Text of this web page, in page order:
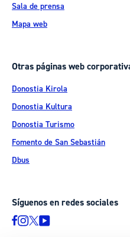
Sala de prensa
Mapa web
Otras páginas web
Donostia Kirola
Donostia Kultura
Donostia Turismo
Fomento de San Sebastián
Dbus
Síguenos en redes sociales